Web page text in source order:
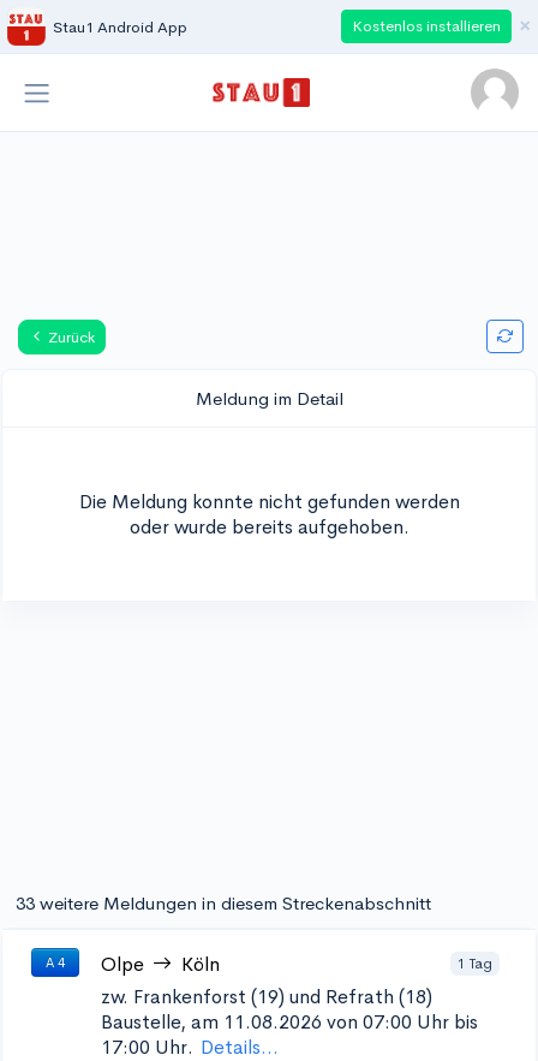
Stau1 Android App Kostenlos installieren ×
Zurück
Meldung im Detail
Die Meldung konnte nicht gefunden werden
oder wurde bereits aufgehoben.
33 weitere Meldungen in diesem Streckenabschnitt
A 4 Olpe Köln 1 Tag
zw. Frankenforst (19) und Refrath (18)
Baustelle, am 11.08.2026 von 07:00 Uhr bis
17:00 Uhr. Details...